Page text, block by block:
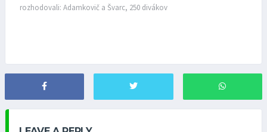
rozhodovali: Adamkovič a Švarc, 250 divákov